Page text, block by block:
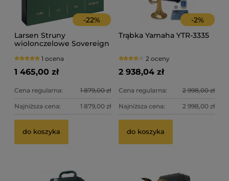
-22%
Larsen Struny
wiolonczelowe Sovereign
4/4
1 ocena
1 465,00 zł
Cena regularna: 1 879,00 zł
Najniższa cena: 1 879,00 zł
do koszyka
-2%
Trąbka Yamaha YTR-3335
2 oceny
2 938,04 zł
Cena regularna: 2 998,00 zł
Najniższa cena: 2 998,00 zł
do koszyka